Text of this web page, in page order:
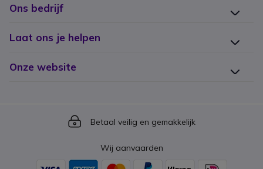
Ons bedrijf
Laat ons je helpen
Onze website
Icon
Betaal veilig en gemakkelijk
Wij aanvaarden